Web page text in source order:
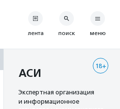
лента поиск меню
18+
АСИ
Экспертная организация
и информационное